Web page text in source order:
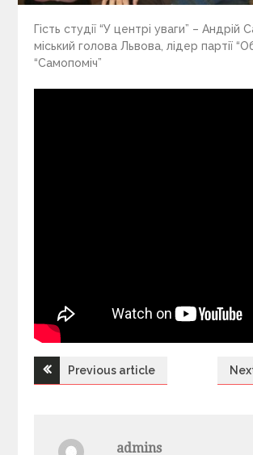
Гість студії “У центрі уваги” – Андрій
міський голова Львова, лідер партії
“Самопоміч”
Н
Previous article
admins